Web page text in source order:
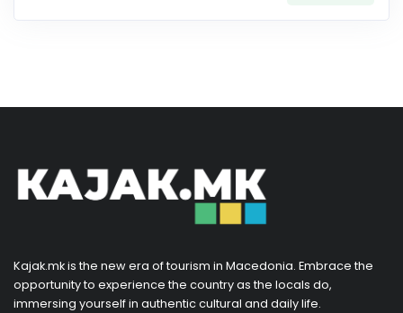
Kajak.mk is the new era of tourism in Macedonia. Embrace the
opportunity to experience the country as the locals do,
immersing yourself in authentic cultural and daily life.